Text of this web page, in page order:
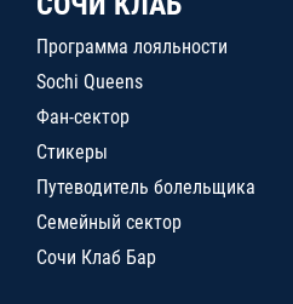
Программа лояльности
Sochi Queens
Фан-сектор
Стикеры
Путеводитель болельщика
Семейный сектор
Сочи Клаб Бар